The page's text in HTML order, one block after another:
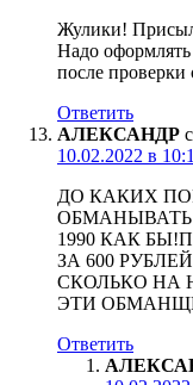
Жулики!
Надо оформлять
после
Ответить
АЛЕКСАНДР
10.02.2022 в
ДО КАКИХ
ОБМАНЫВАТЬ
1990 КАК
ЗА 600
СКОЛЬКО НА
ЭТИ
Ответить